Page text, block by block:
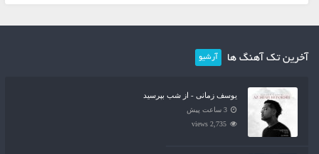
آخرین تک آهنگ ها آرشیو
یوسف زمانی - از شب بپرسید
3 ساعت پیش
2,735 views